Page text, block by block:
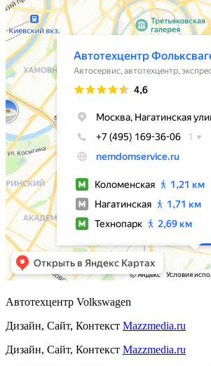
Автотехцентр Volkswagen
Дизайн, Сайт, Контекст Mazzmedia.ru
Дизайн, Сайт, Контекст Mazzmedia.ru